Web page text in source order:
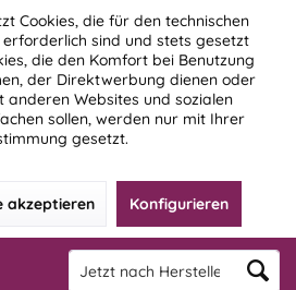
Cookies, die für den technischen
sind und stets gesetzt
die den Komfort bei Benutzung
der Direktwerbung dienen oder
Websites und sozialen
sollen, werden nur mit Ihrer
gesetzt.
akzeptieren Konfigurieren